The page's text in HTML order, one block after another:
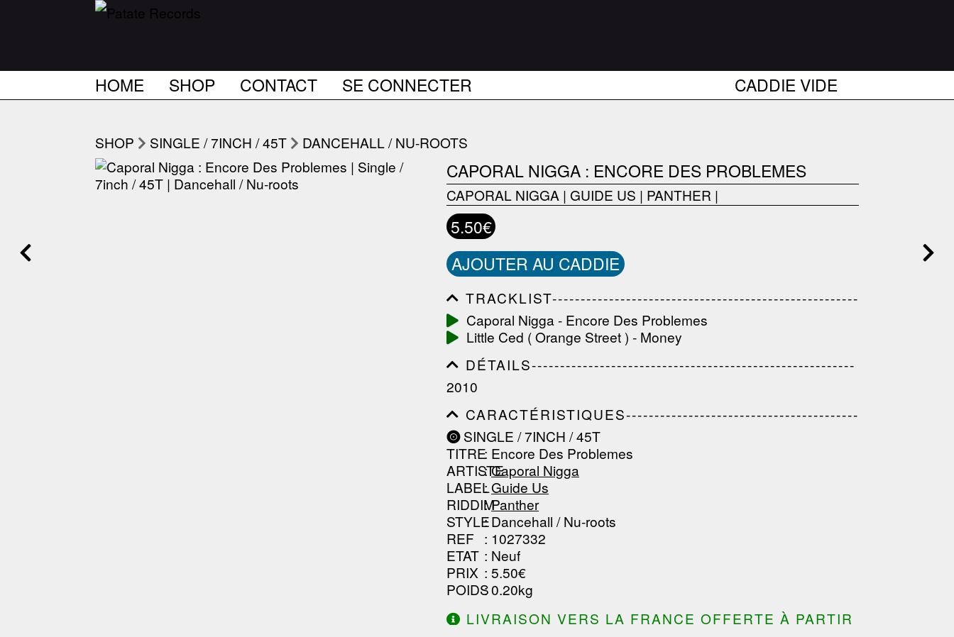
HOME SHOP CONTACT SE CONNECTER CADDIE VIDE
SHOP SINGLE / 7INCH / 45T DANCEHALL / NU-ROOTS
CAPORAL NIGGA : ENCORE DES PROBLEMES
CAPORAL NIGGA | GUIDE US | PANTHER |
5.50€
AJOUTER AU CADDIE
TRACKLIST------------------------------------------------------
---------------------------------------------------------------------
---------------------------------------------------------------------
-----------------
Caporal Nigga - Encore Des Problemes
Little Ced ( Orange Street ) - Money
DÉTAILS---------------------------------------------------------
---------------------------------------------------------------------
--------------
2010
CARACTÉRISTIQUES-----------------------------------------
---------------------------------------------------------------------
---------------------------------------------------------------------
------------------------------
SINGLE / 7INCH / 45T
TITRE: Encore Des Problemes
ARTISTE
:Caporal Nigga
LABEL
:Guide Us
RIDDIM
:Panther
STYLE: Dancehall / Nu-roots
REF : 1027332
ETAT : Neuf
PRIX : 5.50€
POIDS: 0.20kg
LIVRAISON VERS LA FRANCE OFFERTE À PARTIR